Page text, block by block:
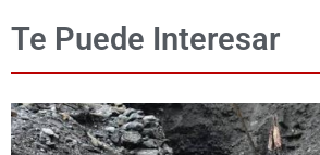
Te Puede Interesar